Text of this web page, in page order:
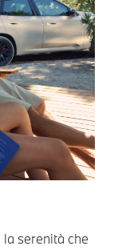
serenità che